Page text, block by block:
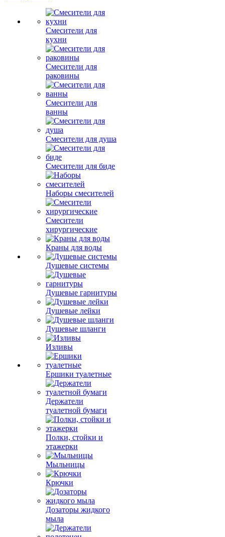
Смесители для
кухни
Смесители для
раковины
Смесители для
ванны
Смесители для душа
Смесители для биде
Наборы смесителей
Смесители
хирургические
Краны для воды
Душевые системы
Душевые гарнитуры
Душевые лейки
Душевые шланги
Изливы
Ершики туалетные
Держатели
туалетной бумаги
Полки, стойки и
этажерки
Мыльницы
Крючки
Дозаторы жидкого
мыла